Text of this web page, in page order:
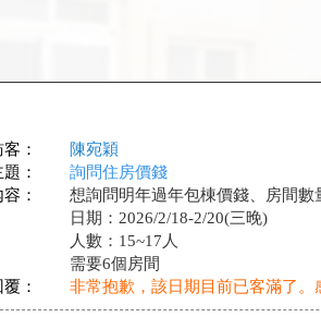
：
陳宛穎
題：
詢問住房價錢
容：
想詢問明年過年包棟價錢、房間數
日期：2026/2/18-2/20(三晚)
人數：15~17人
需要6個房間
覆：
非常抱歉，該日期目前已客滿了。